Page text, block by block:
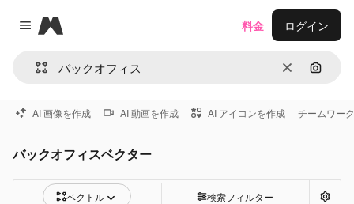
Close menu
Magnific
消去 画像で
料金 ログイン
AI 画像を作成 AI 動画を作成 AI アイコンを作成 チームワーク
バックオフィスベクター
ベクトル 検索フィルター